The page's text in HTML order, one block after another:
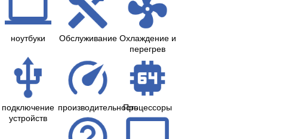
ноутбуки Обслуживание Охлаждение и
перегрев
подключение
устройств
производительностьПроцессоры